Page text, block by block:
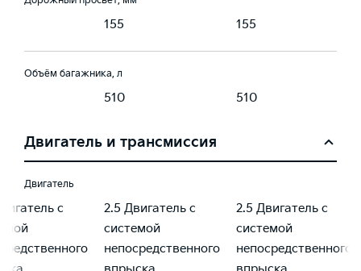
155 155
Объём багажника, л
510 510
Двигатель и трансмиссия
Двигатель
с
2.5 Двигатель с
системой
непосредственного
2.5 Двигатель с
системой
непосредственного